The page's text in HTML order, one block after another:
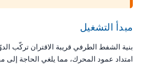
مبدأ التشغيل
بنية الشفط الطرفي قريبة الاقتران تركّب
امتداد عمود المحرك، مما يلغي الحاجة